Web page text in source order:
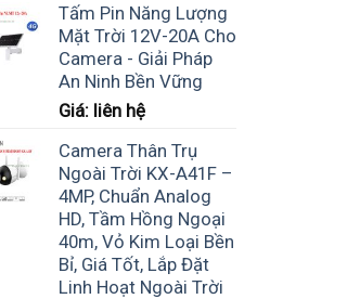
Tấm Pin Năng Lượng
Mặt Trời 12V-20A Cho
Camera - Giải Pháp
An Ninh Bền Vững
Giá: liên hệ
Camera Thân Trụ
Ngoài Trời KX-A41F –
4MP, Chuẩn Analog
HD, Tầm Hồng Ngoại
40m, Vỏ Kim Loại Bền
Bỉ, Giá Tốt, Lắp Đặt
Linh Hoạt Ngoài Trời